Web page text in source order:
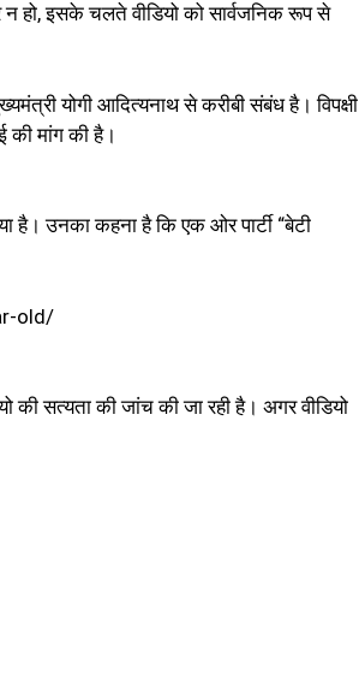
न हो, इसके चलते वीडियो को सार्वजनिक रूप से
योगी आदित्यनाथ से करीबी संबंध है। विपक्षी
की मांग की है।
है। उनका कहना है कि एक ओर पार्टी “बेटी
old/
सत्यता की जांच की जा रही है। अगर वीडियो